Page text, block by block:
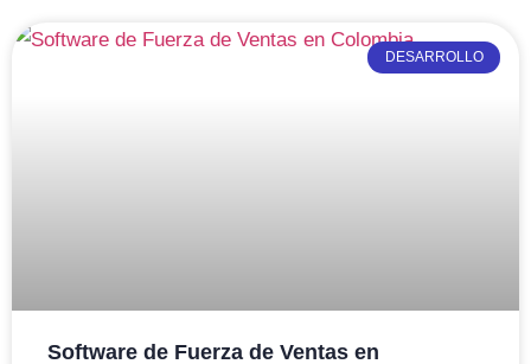
DESARROLLO
Software de Fuerza de Ventas en